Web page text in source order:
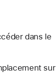
dans le
sur